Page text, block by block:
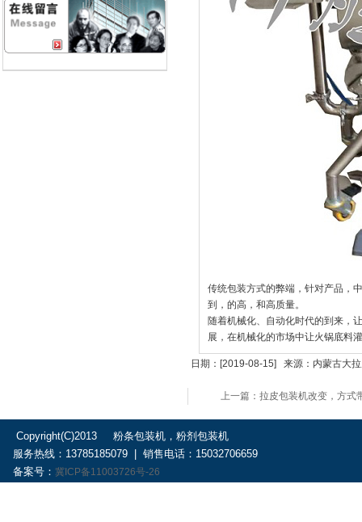
传统包装方式的弊端，针对产品，
到，的高，和高质量。
随着机械化、自动化时代的到来，
展，在机械化的市场中让火锅底料
日期：[2019-08-15] 来源：内蒙古大
上一篇：拉皮包装机改变，方式
Copyright(C)2013 粉条包装机，粉剂包装机
服务热线：13785185079 | 销售电话：15032706659
备案号： 冀ICP备11003726号-26